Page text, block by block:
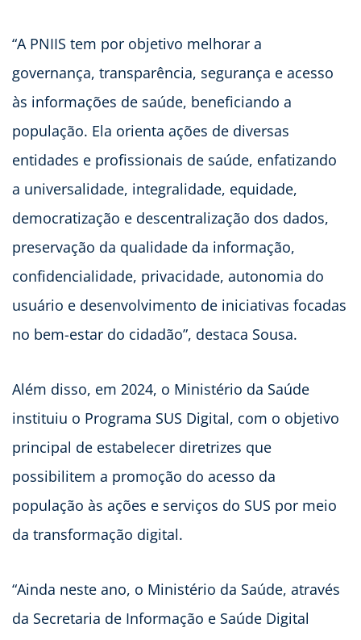
“A PNIIS tem por objetivo melhorar a
governança, transparência, segurança e acesso
às informações de saúde, beneficiando a
população. Ela orienta ações de diversas
entidades e profissionais de saúde, enfatizando
a universalidade, integralidade, equidade,
democratização e descentralização dos dados,
preservação da qualidade da informação,
confidencialidade, privacidade, autonomia do
usuário e desenvolvimento de iniciativas focadas
no bem-estar do cidadão”, destaca Sousa.
Além disso, em 2024, o Ministério da Saúde
instituiu o Programa SUS Digital, com o objetivo
principal de estabelecer diretrizes que
possibilitem a promoção do acesso da
população às ações e serviços do SUS por meio
da transformação digital.
“Ainda neste ano, o Ministério da Saúde, através
da Secretaria de Informação e Saúde Digital